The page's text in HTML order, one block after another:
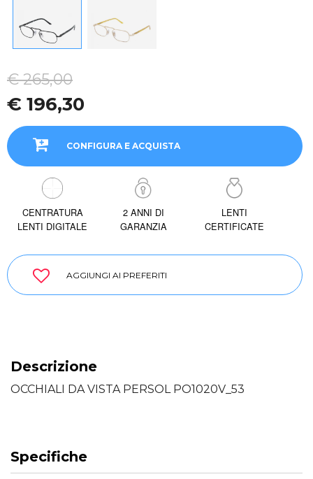
€ 265,00
€ 196,30
CONFIGURA E ACQUISTA
CENTRATURA
LENTI DIGITALE
2 ANNI DI
GARANZIA
LENTI
CERTIFICATE
AGGIUNGI AI PREFERITI
Descrizione
OCCHIALI DA VISTA PERSOL PO1020V_53
Specifiche